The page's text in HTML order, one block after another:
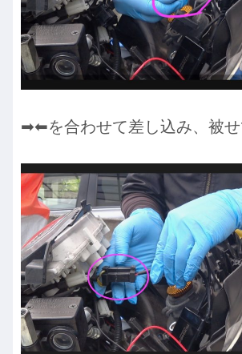
➡︎⬅︎を合わせて差し込み、被せ